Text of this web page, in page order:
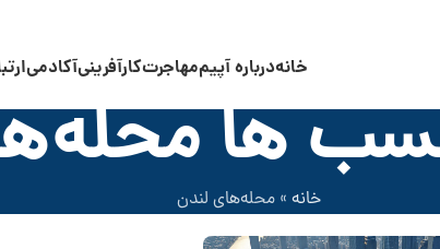
خانهدرباره آپیممهاجرتکارآفرینیآکادمی
هاخانه » محله‌های لندن